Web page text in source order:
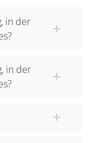
in der
in der